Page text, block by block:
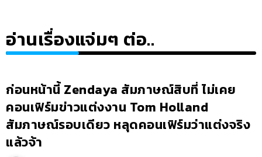
อ่านเรื่องแจ่มๆ ต่อ..
ก่อนหน้านี้ Zendaya สัมภาษณ์สิบที่ ไม่เคย
คอนเฟิร์มข่าวแต่งงาน Tom Holland
สัมภาษณ์รอบเดียว หลุดคอนเฟิร์มว่าแต่งจริง
แล้วจ้า